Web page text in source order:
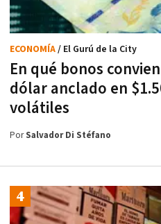
En qué bonos
dólar anclado en
volátiles
ECONOMÍA/ El Gurú de la City
PorSalvador Di Stéfano